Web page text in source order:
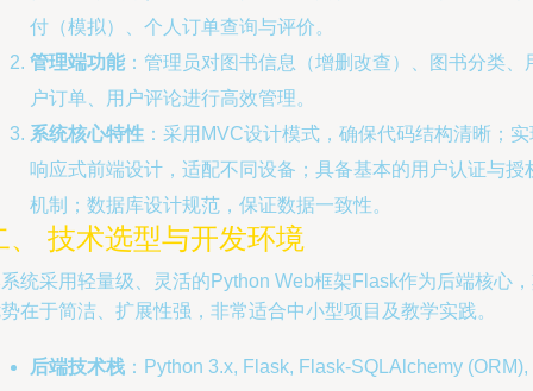
付（模拟）、个人订单查询与评价。
管理端功能：管理员对图书信息（增删改查）、图书分类、
户订单、用户评论进行高效管理。
系统核心特性 ：采用MVC设计模式，确保代码结构清晰；
响应式前端设计，适配不同设备；具备基本的用户认证与授
机制；数据库设计规范，保证数据一致性。
、 技术选型与开发环境
统采用轻量级、灵活的Python Web框架Flask作为后端核心
在于简洁、扩展性强，非常适合中小型项目及教学实践。
后端技术栈 ：Python 3.x, Flask, Flask-SQLAlchemy (ORM),